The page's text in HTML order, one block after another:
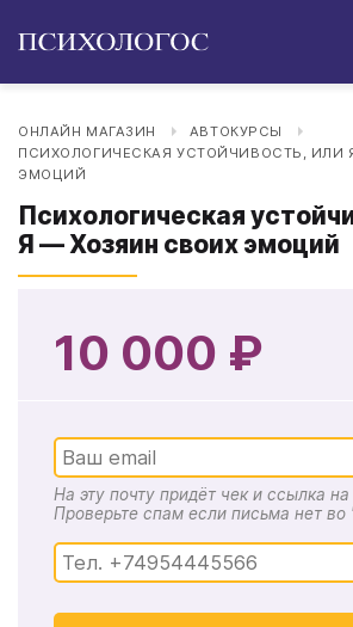
ОНЛАЙН МАГАЗИН
АВТОКУРСЫ
ПСИХОЛОГИЧЕСКАЯ УСТОЙЧИВОСТЬ, ИЛИ
ЭМОЦИЙ
Психологическая
Я ― Хозяин своих эмоций
10 000 ₽
На эту почту придёт чек и ссылка
Проверьте спам если письма нет